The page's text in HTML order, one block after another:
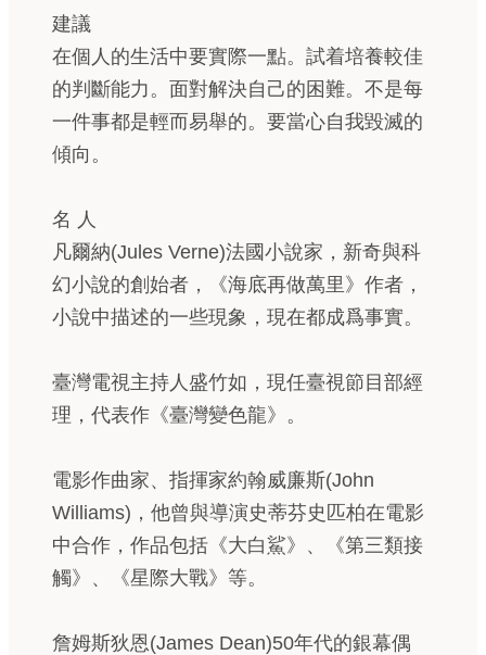
建議
在個人的生活中要實際一點。試着培養較佳
的判斷能力。面對解決自己的困難。不是每
一件事都是輕而易舉的。要當心自我毀滅的
傾向。
名 人
凡爾納(Jules Verne)法國小說家，新奇與科
幻小說的創始者，《海底再做萬里》作者，
小說中描述的一些現象，現在都成爲事實。
臺灣電視主持人盛竹如，現任臺視節目部經
理，代表作《臺灣變色龍》。
電影作曲家、指揮家約翰威廉斯(John
Williams)，他曾與導演史蒂芬史匹柏在電影
中合作，作品包括《大白鯊》、《第三類接
觸》、《星際大戰》等。
詹姆斯狄恩(James Dean)50年代的銀幕偶